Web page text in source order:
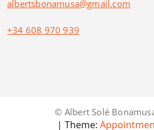
albertsbonamusa@gmail.com
+34 608 970 939
© Albert Solé
| Theme: